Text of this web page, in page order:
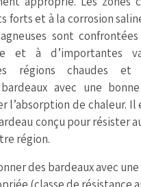
forts et à la corrosion
sont
et à d’importantes
régions chaudes et
avec une
l’absorption de chaleur.
conçu pour résister
région.
des bardeaux avec